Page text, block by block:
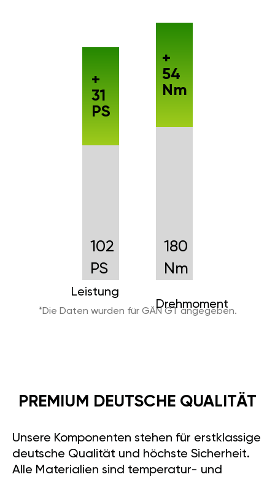
102
PS
Leistung
+
31
PS
180
Nm
Drehmoment
+
54
Nm
*Die Daten wurden für GÄN GT angegeben.
PREMIUM DEUTSCHE QUALITÄT
Unsere Komponenten stehen für erstklassige
deutsche Qualität und höchste Sicherheit.
Alle Materialien sind temperatur- und